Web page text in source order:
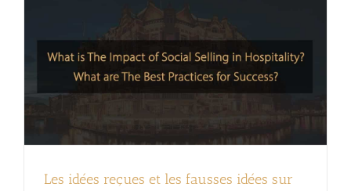
Les idées reçues et les fausses idées sur